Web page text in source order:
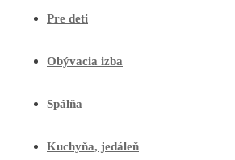
Pre deti
Obývacia izba
Spálňa
Kuchyňa, jedáleň